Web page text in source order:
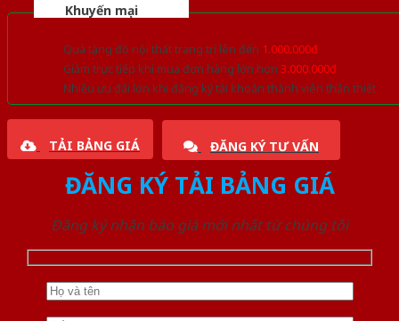
Khuyến mại
Quà tặng đồ nội thất trang trí lên đến 1.000.000đ
Giảm trực tiếp khi mua đơn hàng lớn hơn 3.000.000đ
Nhiều ưu đãi lớn khi đăng ký tài khoản thành viên thân thiết
TẢI BẢNG GIÁ ĐĂNG KÝ TƯ VẤN
ĐĂNG KÝ TẢI BẢNG GIÁ
Đăng ký nhận báo giá mới nhất từ chúng tôi